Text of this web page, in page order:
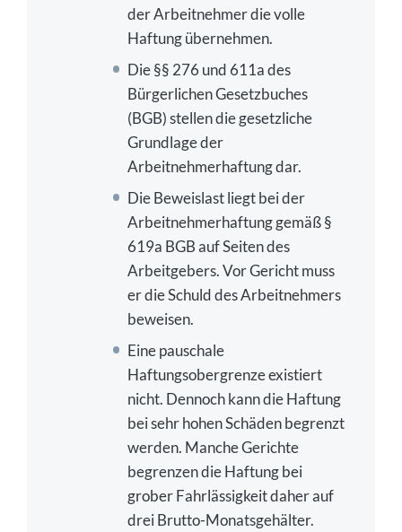
der Arbeitnehmer die volle
Haftung übernehmen.
Die §§ 276 und 611a des
Bürgerlichen Gesetzbuches
(BGB) stellen die gesetzliche
Grundlage der
Arbeitnehmerhaftung dar.
Die Beweislast liegt bei der
Arbeitnehmerhaftung gemäß §
619a BGB auf Seiten des
Arbeitgebers. Vor Gericht muss
er die Schuld des Arbeitnehmers
beweisen.
Eine pauschale
Haftungsobergrenze existiert
nicht. Dennoch kann die Haftung
bei sehr hohen Schäden begrenzt
werden. Manche Gerichte
begrenzen die Haftung bei
grober Fahrlässigkeit daher auf
drei Brutto-Monatsgehälter.